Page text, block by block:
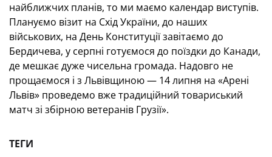
найближчих планів, то ми маємо календар виступів.
Плануємо візит на Схід України, до наших
військових, на День Конституції завітаємо до
Бердичева, у серпні готуємося до поїздки до Канади,
де мешкає дуже чисельна громада. Надовго не
прощаємося і з Львівщиною — 14 липня на «Арені
Львів» проведемо вже традиційний товариський
матч зі збірною ветеранів Грузії».
ТЕГИ